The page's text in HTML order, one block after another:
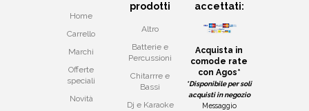
Home
Carrello
Marchi
Offerte
speciali
Novità
prodotti
Altro
Batterie e
Percussioni
Chitarrre e
Bassi
Dj e Karaoke
accettati:
Acquista in
comode rate
con Agos*
*Disponibile per soli
acquisti in negozio
Messaggio